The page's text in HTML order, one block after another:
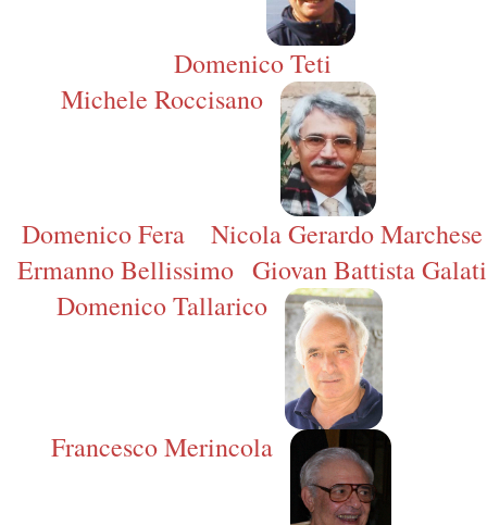
Domenico Teti
Michele Roccisano
Domenico Fera
Nicola Gerardo Marchese
Ermanno Bellissimo Giovan Battista Galati
Domenico Tallarico
Francesco Merincola